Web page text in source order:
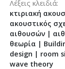
Λέξεις κλειδιά
κτιριακή
ακουστικός
αιθουσών |
θεωρία |
design | room
wave theory